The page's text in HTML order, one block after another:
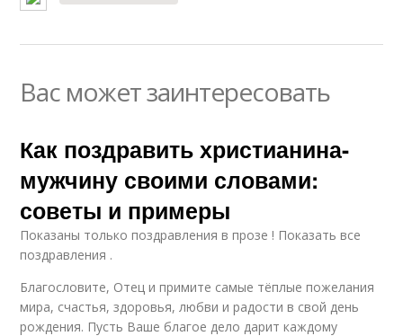
Вас может заинтересовать
Как поздравить христианина-
мужчину своими словами:
советы и примеры
Показаны только поздравления в прозе ! Показать все
поздравления .
Благословите, Отец и примите самые тёплые пожелания
мира, счастья, здоровья, любви и радости в свой день
рождения. Пусть Ваше благое дело дарит каждому